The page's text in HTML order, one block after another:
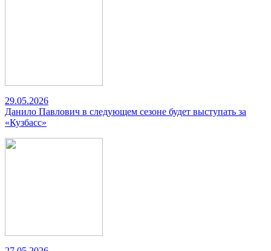
29.05.2026
Данило Павлович в следующем сезоне будет выступать за
«Кузбасс»